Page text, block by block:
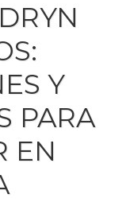
Y
PARA
EN